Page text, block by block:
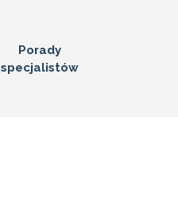
Porady
specjalistów